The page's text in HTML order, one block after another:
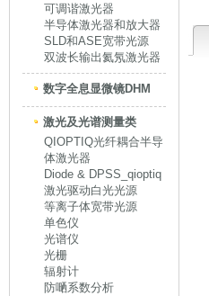
可调谐激光器
半导体激光器和放大器
SLD和ASE宽带光源
双波长输出氦氖激光器
数字全息显微镜DHM
激光及光谱测量类
QIOPTIQ光纤耦合半导
体激光器
Diode & DPSS_qioptiq
激光驱动白光光源
等离子体宽带光源
单色仪
光谱仪
光栅
辐射计
防嗮系数分析